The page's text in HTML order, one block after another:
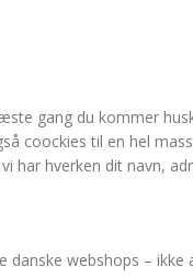
gang du kommer
coockies til en hel
har hverken dit navn,
danske webshops – ikke